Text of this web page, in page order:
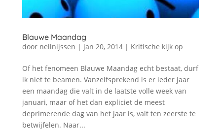
Blauwe Maandag
door nellnijssen | jan 20, 2014| Kritische kijk op
Of het fenomeen Blauwe Maandag echt bestaat, durf
ik niet te beamen. Vanzelfsprekend is er ieder jaar
een maandag die valt in de laatste volle week van
januari, maar of het dan expliciet de meest
deprimerende dag van het jaar is, valt ten zeerste te
betwijfelen. Naar...